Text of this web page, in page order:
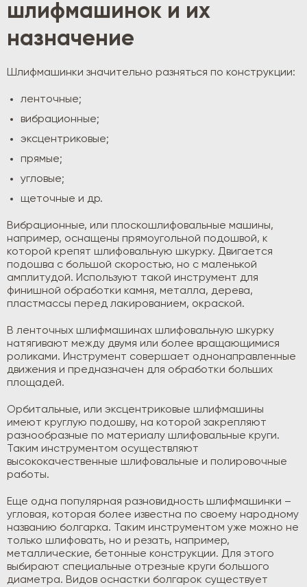
шлифмашинок и их
назначение
Шлифмашинки значительно разняться по конструкции:
ленточные;
вибрационные;
эксцентриковые;
прямые;
угловые;
щеточные и др.
Вибрационные, или плоскошлифовальные машины,
например, оснащены прямоугольной подошвой, к
которой крепят шлифовальную шкурку. Двигается
подошва с большой скоростью, но с маленькой
амплитудой. Используют такой инструмент для
финишной обработки камня, металла, дерева,
пластмассы перед лакированием, окраской.
В ленточных шлифмашинах шлифовальную шкурку
натягивают между двумя или более вращающимися
роликами. Инструмент совершает однонаправленные
движения и предназначен для обработки больших
площадей.
Орбитальные, или эксцентриковые шлифмашины
имеют круглую подошву, на которой закрепляют
разнообразные по материалу шлифовальные круги.
Таким инструментом осуществляют
высококачественные шлифовальные и полировочные
работы.
Еще одна популярная разновидность шлифмашинки –
угловая, которая более известна по своему народному
названию болгарка. Таким инструментом уже можно не
только шлифовать, но и резать, например,
металлические, бетонные конструкции. Для этого
выбирают специальные отрезные круги большого
диаметра. Видов оснастки болгарок существует